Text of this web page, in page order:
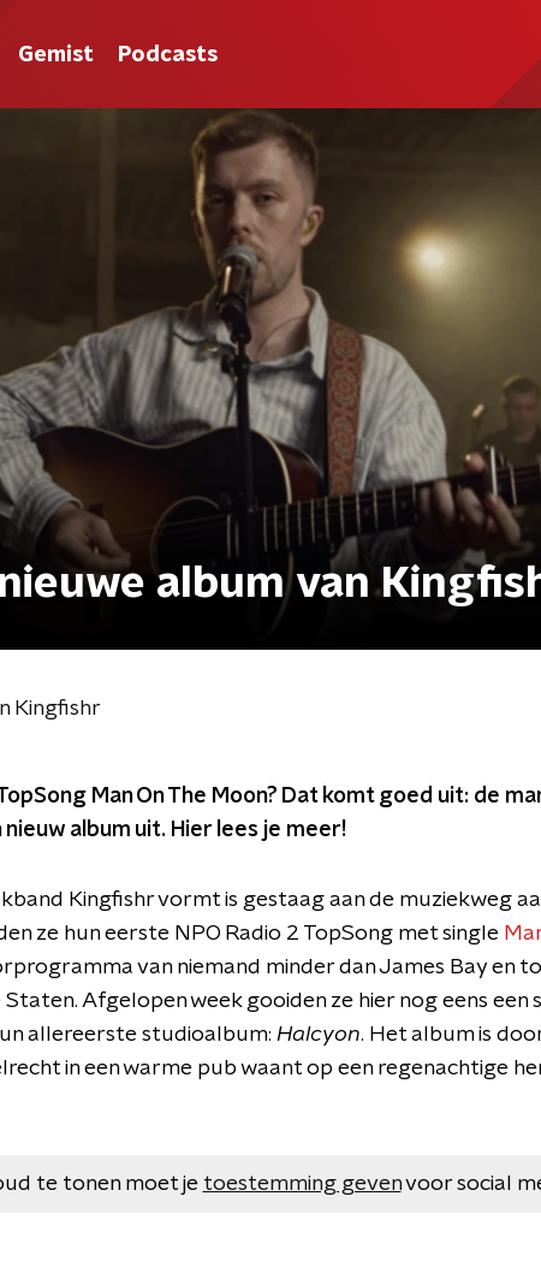
Gemist Podcasts
album van
Kingfishr
Man On The Moon? Dat komt goed uit: de
nieuw album uit. Hier lees je meer!
Kingfishr vormt is gestaag aan de muziekweg
ze hun eerste NPO Radio 2 TopSong met single
van niemand minder dan James Bay en
Afgelopen week gooiden ze hier nog eens een
allereerste studioalbum: Halcyon. Het album is
in een warme pub waant op een regenachtige
te tonen moet je toestemming gevenvoor social